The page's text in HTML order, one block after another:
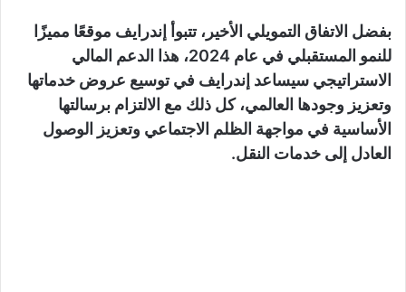
بفضل الاتفاق التمويلي الأخير، تتبوأ إندرايف موقعًا مميزًا
للنمو المستقبلي في عام 2024، هذا الدعم المالي
الاستراتيجي سيساعد إندرايف في توسيع عروض خدماتها
وتعزيز وجودها العالمي، كل ذلك مع الالتزام برسالتها
الأساسية في مواجهة الظلم الاجتماعي وتعزيز الوصول
العادل إلى خدمات النقل.